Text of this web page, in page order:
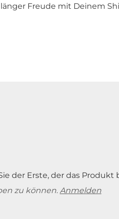
Freude mit Deinem
der Erste, der das Produkt
zu können. Anmelden